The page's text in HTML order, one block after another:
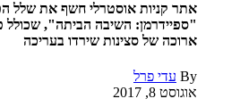
אתר קניות אוסטרלי חשף את שלל
"ספיידרמן: השיבה הביתה",
ארוכה של סצינות שירדו בעריכה
By עדי פרל
אוגוסט 8, 2017